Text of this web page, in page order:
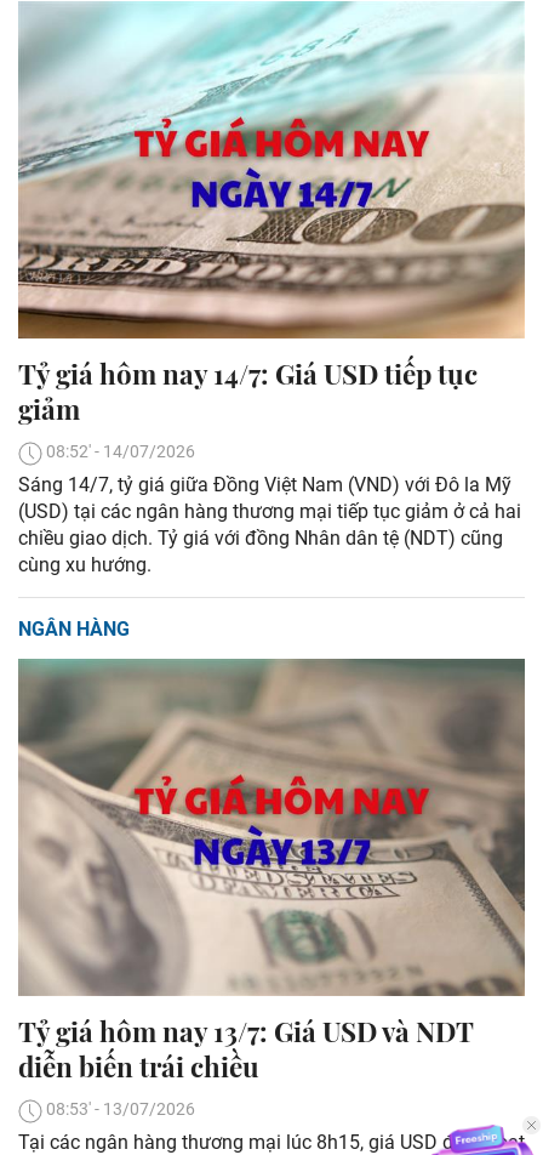
Tỷ giá hôm nay 14/7: Giá USD tiếp tục
giảm
08:52' - 14/07/2026
Sáng 14/7, tỷ giá giữa Đồng Việt Nam (VND) với Đô la Mỹ
(USD) tại các ngân hàng thương mại tiếp tục giảm ở cả hai
chiều giao dịch. Tỷ giá với đồng Nhân dân tệ (NDT) cũng
cùng xu hướng.
NGÂN HÀNG
Tỷ giá hôm nay 13/7: Giá USD và NDT
diễn biến trái chiều
08:53' - 13/07/2026
Tại các ngân hàng thương mại lúc 8h15, giá USD đồng loạt